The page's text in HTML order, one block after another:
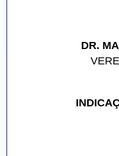
DR.